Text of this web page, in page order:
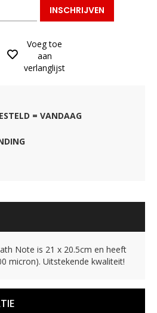
INSCHRIJVEN
Voeg toe
aan
verlanglijst
= VANDAAG
Note is 21 x 20.5cm en heeft
micron). Uitstekende kwaliteit!